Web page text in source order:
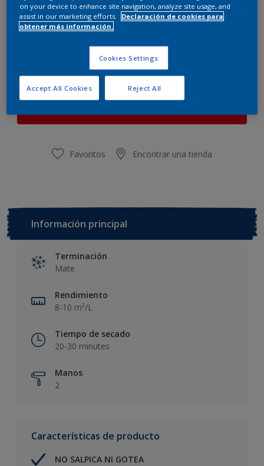
Cantidad Calculadora de pintura
Este producto no está actualmente disponible en línea.
Favoritos Encontrar una tienda
Información principal
Terminación
Mate
Rendimiento
8-10 m²/L
Tiempo de secado
20-30 minutes
Manos
2
Características de producto
NO SALPICA NI GOTEA
on your device to enhance site navigation, analyze site usage, and
assist in our marketing efforts.
Declaración de cookies para
obtener más información.
Cookies Settings
Reject All
Accept All Cookies